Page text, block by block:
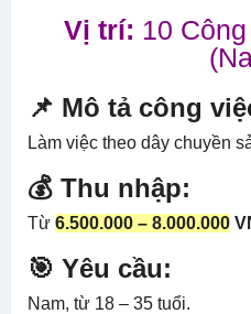
Vị trí: 10
📌 Mô tả công
Làm việc theo dây chuyền
💰 Thu nhập:
Từ 6.500.000 – 8.000.000
🎯 Yêu cầu:
Nam, từ 18 – 35 tuổi.